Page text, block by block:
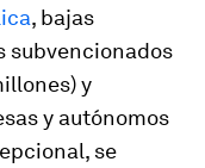
, bajas
subvencionados
y
y autónomos
se